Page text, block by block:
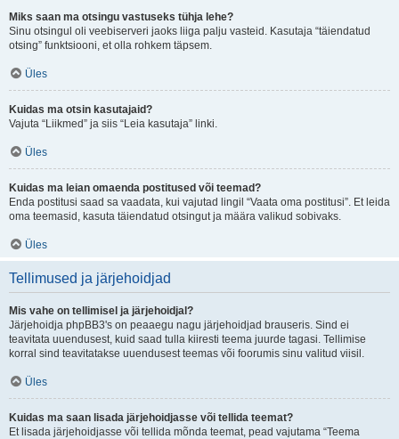
Miks saan ma otsingu vastuseks tühja lehe?
Sinu otsingul oli veebiserveri jaoks liiga palju vasteid. Kasutaja “täiendatud
otsing” funktsiooni, et olla rohkem täpsem.
Üles
Kuidas ma otsin kasutajaid?
Vajuta “Liikmed” ja siis “Leia kasutaja” linki.
Üles
Kuidas ma leian omaenda postitused või teemad?
Enda postitusi saad sa vaadata, kui vajutad lingil “Vaata oma postitusi”. Et leida
oma teemasid, kasuta täiendatud otsingut ja määra valikud sobivaks.
Üles
Tellimused ja järjehoidjad
Mis vahe on tellimisel ja järjehoidjal?
Järjehoidja phpBB3's on peaaegu nagu järjehoidjad brauseris. Sind ei
teavitata uuendusest, kuid saad tulla kiiresti teema juurde tagasi. Tellimise
korral sind teavitatakse uuendusest teemas või foorumis sinu valitud viisil.
Üles
Kuidas ma saan lisada järjehoidjasse või tellida teemat?
Et lisada järjehoidjasse või tellida mõnda teemat, pead vajutama “Teema